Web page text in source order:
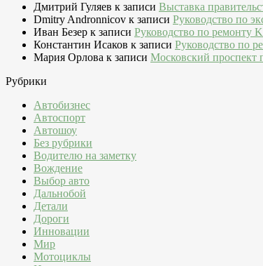
Дмитрий Гуляев к записи Выставка
Dmitry Andronnicov к записи Руководство по
Иван Безер к записи Руководство по ремонту
Константин Исаков к записи Руководство по
Мария Орлова к записи Московский проспект
Рубрики
Автобизнес
Автоспорт
Автошоу
Без рубрики
Водителю на заметку
Вождение
Выбор авто
Дальнобой
Детали
Дороги
Инновации
Мир
Мотоциклы